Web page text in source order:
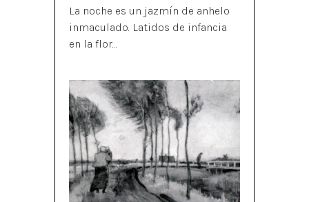
La noche es un jazmín de anhelo
inmaculado. Latidos de infancia
en la flor…